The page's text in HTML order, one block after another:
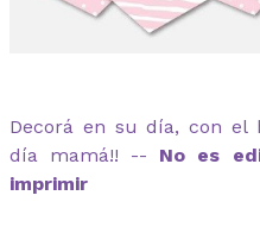
Decorá en su día, con
día mamá!! -- No es
imprimir